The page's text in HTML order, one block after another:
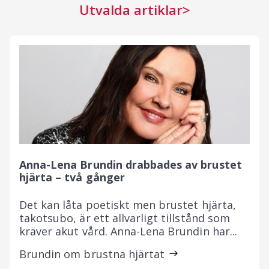
Utvalda artiklar
Anna-Lena Brundin drabbades av brustet
hjärta – två gånger
Det kan låta poetiskt men brustet hjärta,
takotsubo, är ett allvarligt tillstånd som
kräver akut vård. Anna-Lena Brundin har...
Brundin om brustna hjärtat